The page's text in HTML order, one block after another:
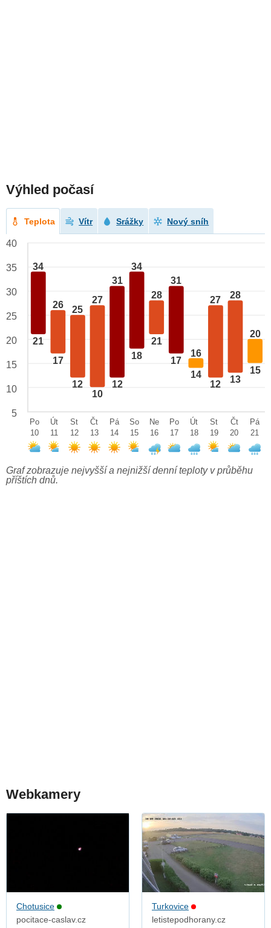
Výhled počasí
Teplota Vítr Srážky Nový sníh
34
21
26
17
25
12
27
10
31
12
34
18
28
21
31
17
16
14
27
12
28
13
20
15
40
35
30
25
20
15
10
5
Po
10
Út
11
St
12
Čt
13
Pá
14
So
15
Ne
16
Po
17
Út
18
St
19
Čt
20
Pá
21
Graf zobrazuje nejvyšší a nejnižší denní teploty v průběhu
příštích dnů.
Webkamery
Chotusice
pocitace-caslav.cz
Turkovice
letistepodhorany.cz